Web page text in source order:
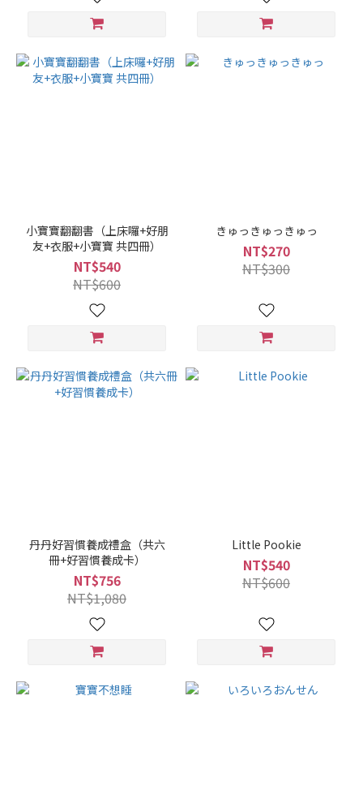
小寶寶翻翻書（上床囉+好朋
友+衣服+小寶寶 共四冊）
NT$540
NT$600
きゅっきゅっきゅっ
NT$270
NT$300
丹丹好習慣養成禮盒（共六
冊+好習慣養成卡）
NT$756
NT$1,080
Little Pookie
NT$540
NT$600